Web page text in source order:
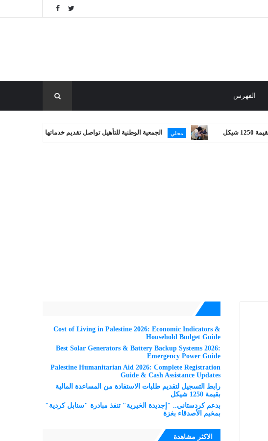
الفهرس
محلي الجمعية الوطنية للتأهيل تواصل تقديم خدماتها العلاجية في غزة
Cost of Living in Palestine 2026: Economic Indicators &
Household Budget Guide
Best Solar Generators & Battery Backup Systems 2026:
Emergency Power Guide
Palestine Humanitarian Aid 2026: Complete Registration
Guide & Cash Assistance Updates
رابط التسجيل لتقديم طلبات الاستفادة من المساعدة المالية
بقيمة 1250 شيكل
بدعم كردستاني.. "إجديدة الخيرية" تنفذ مبادرة "سنابل كردية"
بمخيم الأصدقاء بغزة
الاكثر مشاهدة